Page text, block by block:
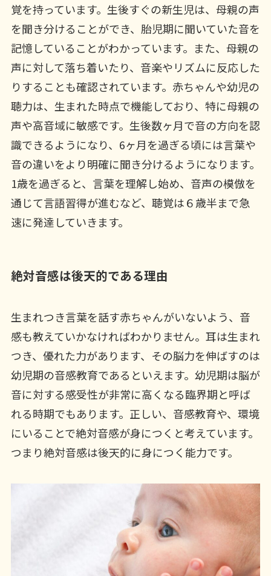
覚を持っています。生後すぐの新生児は、母親の声
を聞き分けることができ、胎児期に聞いていた音を
記憶していることがわかっています。また、母親の
声に対して落ち着いたり、音楽やリズムに反応した
りすることも確認されています。赤ちゃんや幼児の
聴力は、生まれた時点で機能しており、特に母親の
声や高音域に敏感です。生後数ヶ月で音の方向を認
識できるようになり、6ヶ月を過ぎる頃には言葉や
音の違いをより明確に聞き分けるようになります。
1歳を過ぎると、言葉を理解し始め、音声の模倣を
通じて言語習得が進むなど、聴覚は６歳半まで急
速に発達していきます。
絶対音感は後天的である理由
生まれつき言葉を話す赤ちゃんがいないよう、音
感も教えていかなければわかりません。耳は生まれ
つき、優れた力があります、その脳力を伸ばすのは
幼児期の音感教育であるといえます。幼児期は脳が
音に対する感受性が非常に高くなる臨界期と呼ば
れる時期でもあります。正しい、音感教育や、環境
にいることで絶対音感が身につくと考えています。
つまり絶対音感は後天的に身につく能力です。